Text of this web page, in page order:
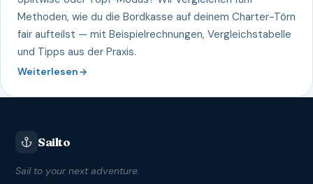
Methoden, wie du die Bordkasse auf deinem Charter-Törn
fair aufteilst — mit Beispielrechnungen, Vergleichstabelle
und Tipps aus der Praxis.
Weiterlesen
Sailto
Sail to your next adventure.